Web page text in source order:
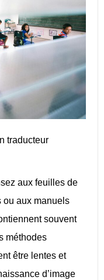
traducteur
aux feuilles de
ou aux manuels
souvent
méthodes
être lentes et
d’image